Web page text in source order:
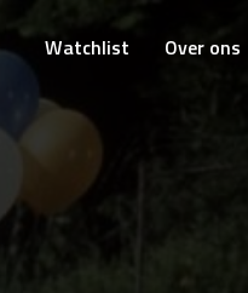
Watchlist Over ons